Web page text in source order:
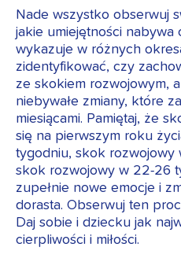
Nade wszystko obserwuj
jakie umiejętności nabywa
wykazuje w różnych
zidentyfikować, czy
ze skokiem rozwojowym,
niebywałe zmiany, które
miesiącami. Pamiętaj, że
się na pierwszym roku
tygodniu, skok
skok rozwojowy w 22-26
zupełnie nowe emocje i
dorasta. Obserwuj ten
Daj sobie i dziecku jak
cierpliwości i miłości.